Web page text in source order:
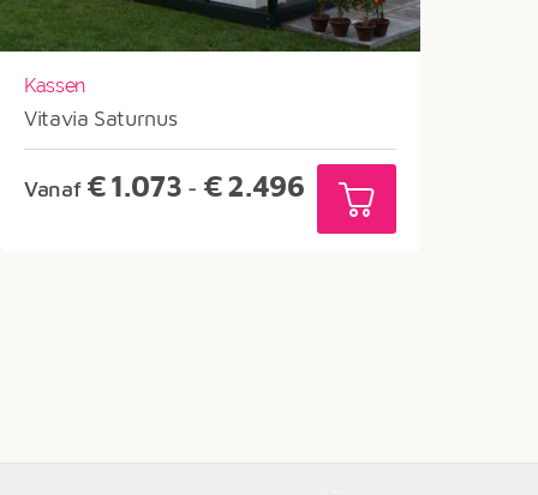
Kassen
Vitavia Saturnus
Vanaf €1.073 - €2.496 Prijsklasse:
€1.073